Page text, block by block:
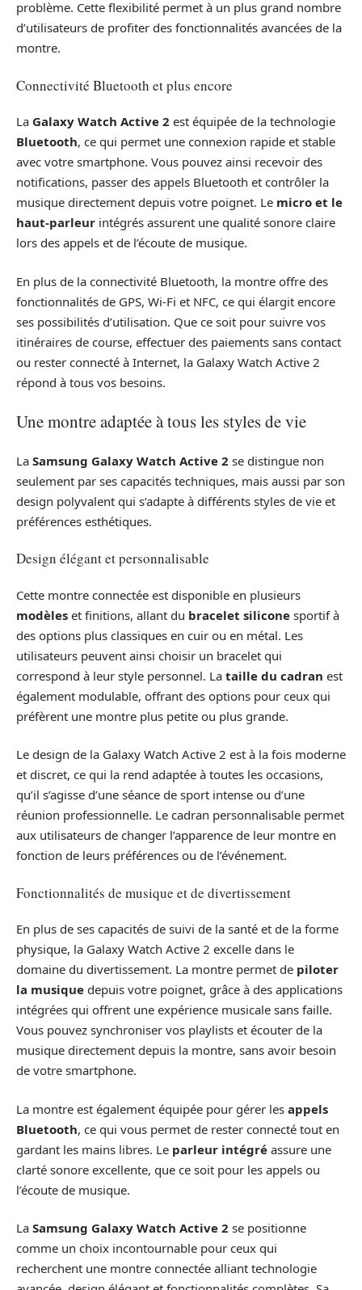
problème. Cette flexibilité permet à un plus grand nombre
d’utilisateurs de profiter des fonctionnalités avancées de la
montre.
Connectivité Bluetooth et plus encore
La Galaxy Watch Active 2 est équipée de la technologie
Bluetooth, ce qui permet une connexion rapide et stable
avec votre smartphone. Vous pouvez ainsi recevoir des
notifications, passer des appels Bluetooth et contrôler la
musique directement depuis votre poignet. Le micro et le
haut-parleur intégrés assurent une qualité sonore claire
lors des appels et de l’écoute de musique.
En plus de la connectivité Bluetooth, la montre offre des
fonctionnalités de GPS, Wi-Fi et NFC, ce qui élargit encore
ses possibilités d’utilisation. Que ce soit pour suivre vos
itinéraires de course, effectuer des paiements sans contact
ou rester connecté à Internet, la Galaxy Watch Active 2
répond à tous vos besoins.
Une montre adaptée à tous les styles de vie
La Samsung Galaxy Watch Active 2 se distingue non
seulement par ses capacités techniques, mais aussi par son
design polyvalent qui s’adapte à différents styles de vie et
préférences esthétiques.
Design élégant et personnalisable
Cette montre connectée est disponible en plusieurs
modèles et finitions, allant du bracelet silicone sportif à
des options plus classiques en cuir ou en métal. Les
utilisateurs peuvent ainsi choisir un bracelet qui
correspond à leur style personnel. La taille du cadran est
également modulable, offrant des options pour ceux qui
préfèrent une montre plus petite ou plus grande.
Le design de la Galaxy Watch Active 2 est à la fois moderne
et discret, ce qui la rend adaptée à toutes les occasions,
qu’il s’agisse d’une séance de sport intense ou d’une
réunion professionnelle. Le cadran personnalisable permet
aux utilisateurs de changer l’apparence de leur montre en
fonction de leurs préférences ou de l’événement.
Fonctionnalités de musique et de divertissement
En plus de ses capacités de suivi de la santé et de la forme
physique, la Galaxy Watch Active 2 excelle dans le
domaine du divertissement. La montre permet de piloter
la musique depuis votre poignet, grâce à des applications
intégrées qui offrent une expérience musicale sans faille.
Vous pouvez synchroniser vos playlists et écouter de la
musique directement depuis la montre, sans avoir besoin
de votre smartphone.
La montre est également équipée pour gérer les appels
Bluetooth, ce qui vous permet de rester connecté tout en
gardant les mains libres. Le parleur intégré assure une
clarté sonore excellente, que ce soit pour les appels ou
l’écoute de musique.
La Samsung Galaxy Watch Active 2 se positionne
comme un choix incontournable pour ceux qui
recherchent une montre connectée alliant technologie